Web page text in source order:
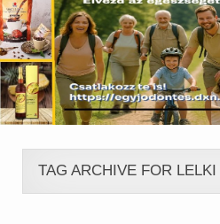
TAG ARCHIVE FOR